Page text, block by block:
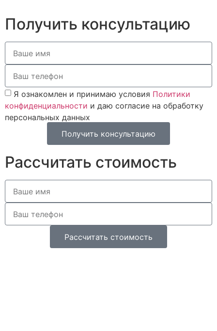
Получить консультацию
Я ознакомлен и принимаю условия Политики
конфиденциальности и даю согласие на обработку
персональных данных
Получить консультацию
Рассчитать стоимость
Рассчитать стоимость